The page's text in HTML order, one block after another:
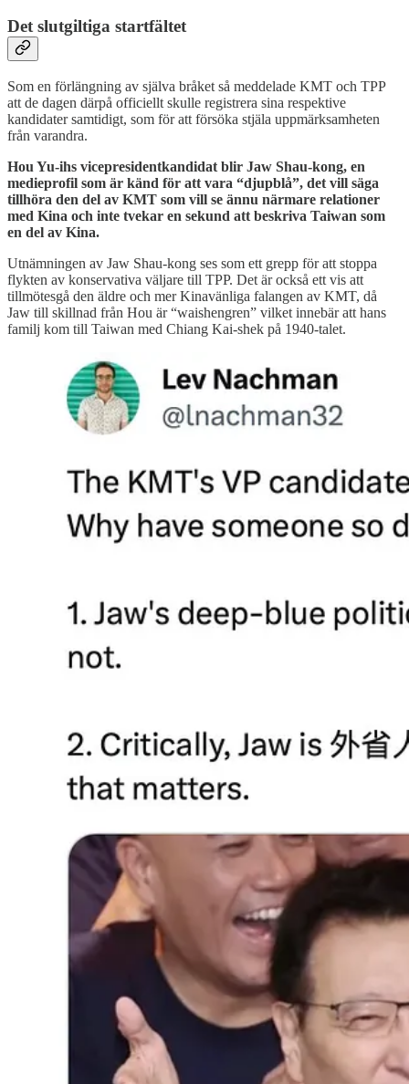
Det slutgiltiga startfältet
Som en förlängning av själva bråket så meddelade KMT och TPP
att de dagen därpå officiellt skulle registrera sina respektive
kandidater samtidigt, som för att försöka stjäla uppmärksamheten
från varandra.
Hou Yu-ihs vicepresidentkandidat blir Jaw Shau-kong, en
medieprofil som är känd för att vara “djupblå”, det vill säga
tillhöra den del av KMT som vill se ännu närmare relationer
med Kina och inte tvekar en sekund att beskriva Taiwan som
en del av Kina.
Utnämningen av Jaw Shau-kong ses som ett grepp för att stoppa
flykten av konservativa väljare till TPP. Det är också ett vis att
tillmötesgå den äldre och mer Kinavänliga falangen av KMT, då
Jaw till skillnad från Hou är “waishengren” vilket innebär att hans
familj kom till Taiwan med Chiang Kai-shek på 1940-talet.